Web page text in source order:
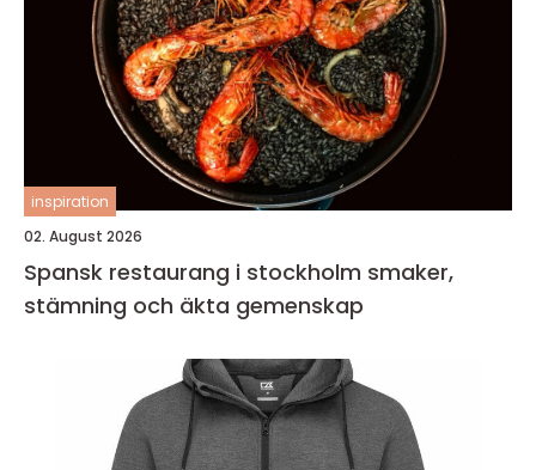
inspiration
02. August 2026
Spansk restaurang i stockholm smaker,
stämning och äkta gemenskap